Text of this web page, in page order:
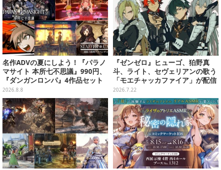
名作ADVの夏にしよう！『パラノ
マサイト 本所七不思議』990円、
『ダンガンロンパ』4作品セット
で3,060円、“お紳士”な恋愛ADV
は1,192円！【eショップのお薦め
セール】
2026.8.8
『ゼンゼロ』ヒューゴ、狛野真
斗、ライト、セヴェリアンの歌う
「モエチャッカファイア」が配信
決定―似合ってる…4人のメイド
服イラストもお披露目
2026.7.22